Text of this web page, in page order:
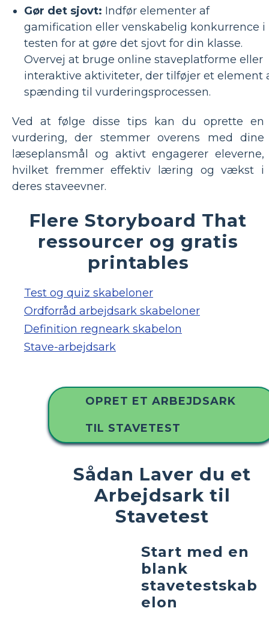
Gør det sjovt: Indfør elementer af
gamification eller venskabelig konkurrence i
testen for at gøre det sjovt for din klasse.
Overvej at bruge online staveplatforme eller
interaktive aktiviteter, der tilføjer et element
spænding til vurderingsprocessen.
Ved at følge disse tips kan du oprette en
vurdering, der stemmer overens med dine
læseplansmål og aktivt engagerer eleverne,
hvilket fremmer effektiv læring og vækst i
deres staveevner.
Flere Storyboard That
ressourcer og gratis
printables
Test og quiz skabeloner
Ordforråd arbejdsark skabeloner
Definition regneark skabelon
Stave-arbejdsark
OPRET ET ARBEJDSARK
TIL STAVETEST
Sådan Laver du et
Arbejdsark til
Stavetest
Start med en
blank
stavetestskab
elon